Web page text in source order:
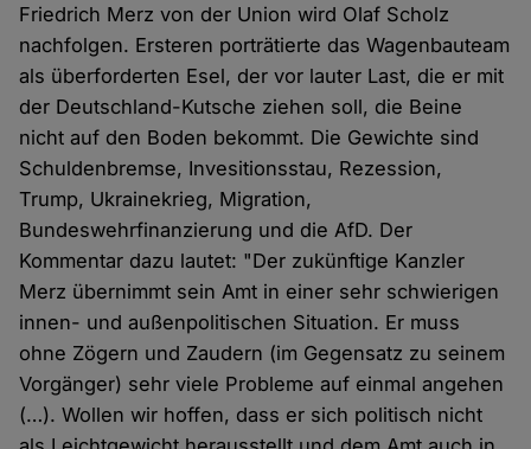
Friedrich Merz von der Union wird Olaf Scholz
nachfolgen. Ersteren porträtierte das Wagenbauteam
als überforderten Esel, der vor lauter Last, die er mit
der Deutschland-Kutsche ziehen soll, die Beine
nicht auf den Boden bekommt. Die Gewichte sind
Schuldenbremse, Invesitionsstau, Rezession,
Trump, Ukrainekrieg, Migration,
Bundeswehrfinanzierung und die AfD. Der
Kommentar dazu lautet: "Der zukünftige Kanzler
Merz übernimmt sein Amt in einer sehr schwierigen
innen- und außenpolitischen Situation. Er muss
ohne Zögern und Zaudern (im Gegensatz zu seinem
Vorgänger) sehr viele Probleme auf einmal angehen
(…). Wollen wir hoffen, dass er sich politisch nicht